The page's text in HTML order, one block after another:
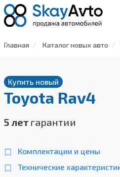
Главная Каталог новых авто
Купить новый
Toyota Rav4
5 лет гарантии
Комплектации и цены
Технические